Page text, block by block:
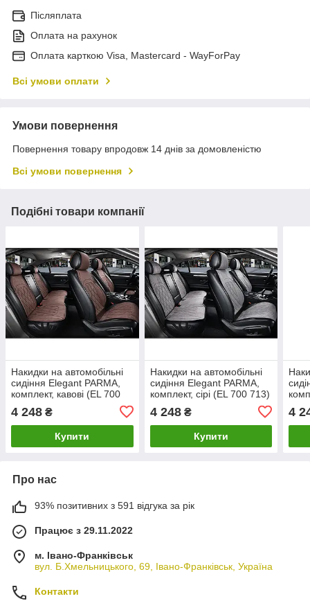
Післяплата
Оплата на рахунок
Оплата карткою Visa, Mastercard - WayForPay
Всі умови оплати
Умови повернення
Повернення товару впродовж 14 днів за домовленістю
Всі умови повернення
Подібні товари компанії
Накидки на автомобільні
сидіння Elegant PARMA,
комплект, кавові (EL 700
4 248 ₴
Купити
Накидки на автомобільні
сидіння Elegant PARMA,
комплект, сірі (EL 700 713)
4 248₴
Купити
4
Про нас
93% позитивних з 591 відгука за рік
Працює з 29.11.2022
м. Івано-Франківськ
вул. Б.Хмельницького, 69, Івано-Франківськ, Україна
Контакти